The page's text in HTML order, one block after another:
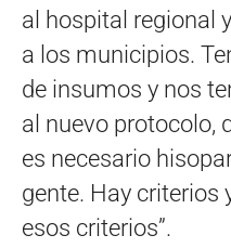
al hospital regional
a los municipios.
de insumos y nos
al nuevo protocolo,
es necesario
gente. Hay criterios
esos criterios”.